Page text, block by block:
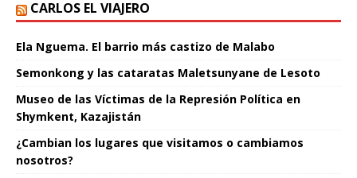
CARLOS EL VIAJERO
Ela Nguema. El barrio más castizo de Malabo
Semonkong y las cataratas Maletsunyane de Lesoto
Museo de las Víctimas de la Represión Política en
Shymkent, Kazajistán
¿Cambian los lugares que visitamos o cambiamos
nosotros?